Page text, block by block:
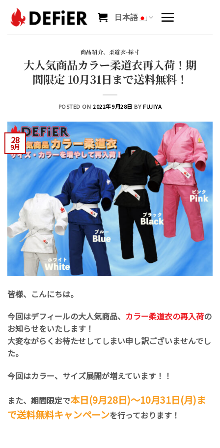
content
日本語
商品紹介、 柔道衣-採寸
大人気商品カラー柔道衣再入荷！期
間限定 10月31日まで送料無料！
POSTED ON2022年9月28日 BYFUJIYA
28
9月
皆様、こんにちは。
今回はデフィールの大人気商品、 カラー柔道衣の再入荷の
お知らせをいたします！
大変ながらくお待たせしてしまい申し訳ございませんでし
た。
今回はカラー、サイズ展開が増えています！！
また、期間限定で本日(9月28日)〜10月31日(月)ま
で送料無料キャンペーンを行っております！